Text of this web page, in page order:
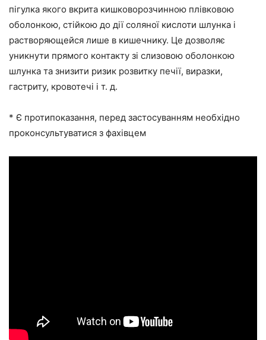
пігулка якого вкрита кишковорозчинною плівковою
оболонкою, стійкою до дії соляної кислоти шлунка і
растворяющейся лише в кишечнику. Це дозволяє
уникнути прямого контакту зі слизовою оболонкою
шлунка та знизити ризик розвитку печії, виразки,
гастриту, кровотечі і т. д.
* Є протипоказання, перед застосуванням необхідно
проконсультуватися з фахівцем